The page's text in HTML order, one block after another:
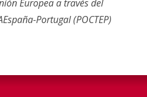
Europea a través del
Portugal (POCTEP)